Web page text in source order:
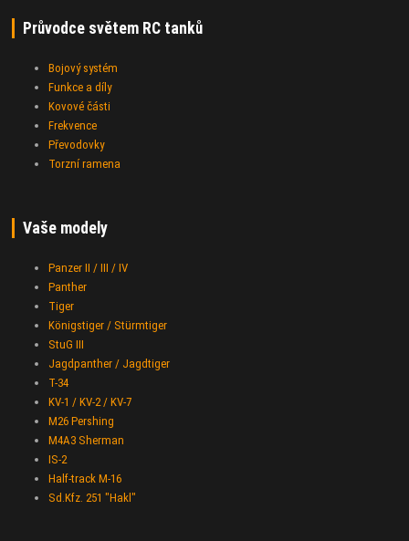
Průvodce světem RC tanků
Bojový systém
Funkce a díly
Kovové části
Frekvence
Převodovky
Torzní ramena
Vaše modely
Panzer II / III / IV
Panther
Tiger
Königstiger / Stürmtiger
StuG III
Jagdpanther / Jagdtiger
T-34
KV-1 / KV-2 / KV-7
M26 Pershing
M4A3 Sherman
IS-2
Half-track M-16
Sd.Kfz. 251 "Hakl"